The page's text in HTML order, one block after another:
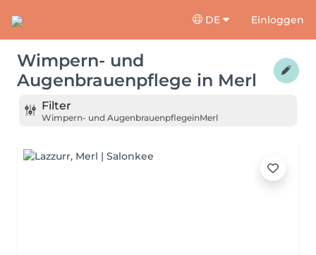
DE Einloggen
Wimpern- und
Augenbrauenpflege in Merl
Filter
Wimpern- und AugenbrauenpflegeinMerl